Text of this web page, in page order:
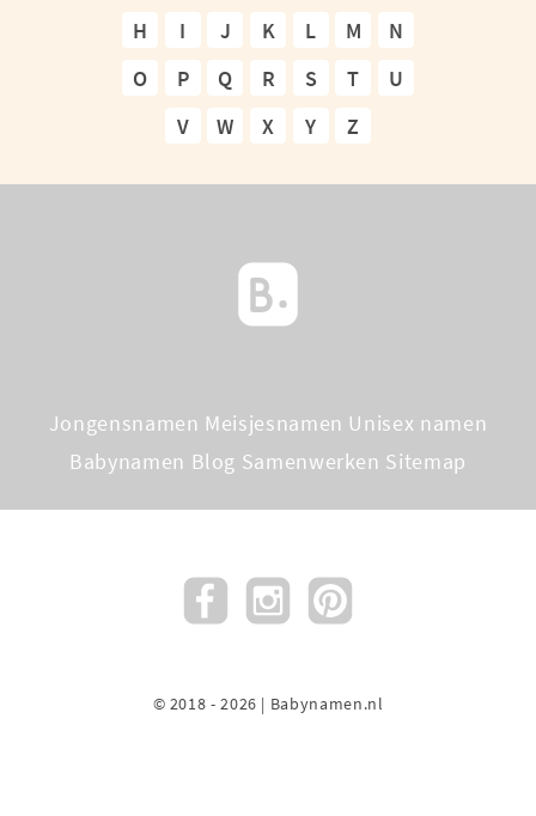
H
I J K L M
N
O
P Q R S T
U
V
W X Y Z
Jongensnamen Meisjesnamen Unisex namen
Babynamen Blog Samenwerken Sitemap
© 2018 - 2026 | Babynamen.nl